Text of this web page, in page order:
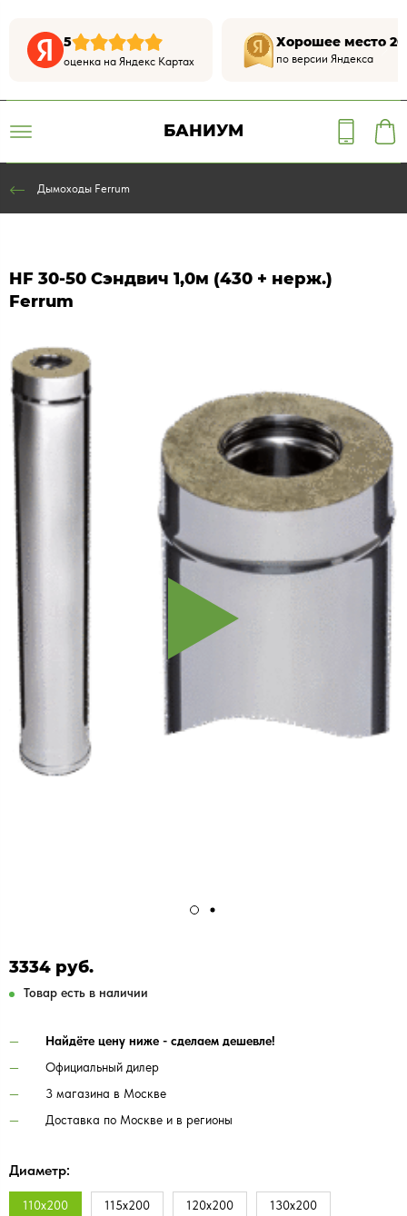
5
оценка на Яндекс Картах
Хорошее место
по версии Яндекса
БАНИУМ
Дымоходы Ferrum
HF 30-50 Сэндвич 1,0м (430 + нерж.)
Ferrum
3334 руб.
Товар есть в наличии
Найдёте цену ниже - сделаем дешевле!
Официальный дилер
3 магазина в Москве
Доставка по Москве и в регионы
Диаметр:
110х200 115х200 120х200 130х200